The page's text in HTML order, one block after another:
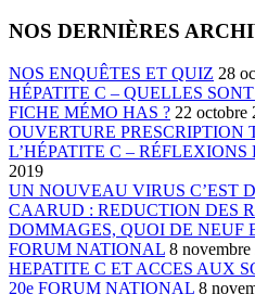
NOS DERNIÈRES
NOS ENQUÊTES ET QUIZ 28
HÉPATITE C – QUELLES
FICHE MÉMO HAS ? 22 octobre
OUVERTURE PRESCRIPTION
L’HÉPATITE C – RÉFLEXIONS
2019
UN NOUVEAU VIRUS C’EST
CAARUD : REDUCTION DES
DOMMAGES, QUOI DE NEUF
FORUM NATIONAL 8 novembre
HEPATITE C ET ACCES AUX
20e FORUM NATIONAL 8